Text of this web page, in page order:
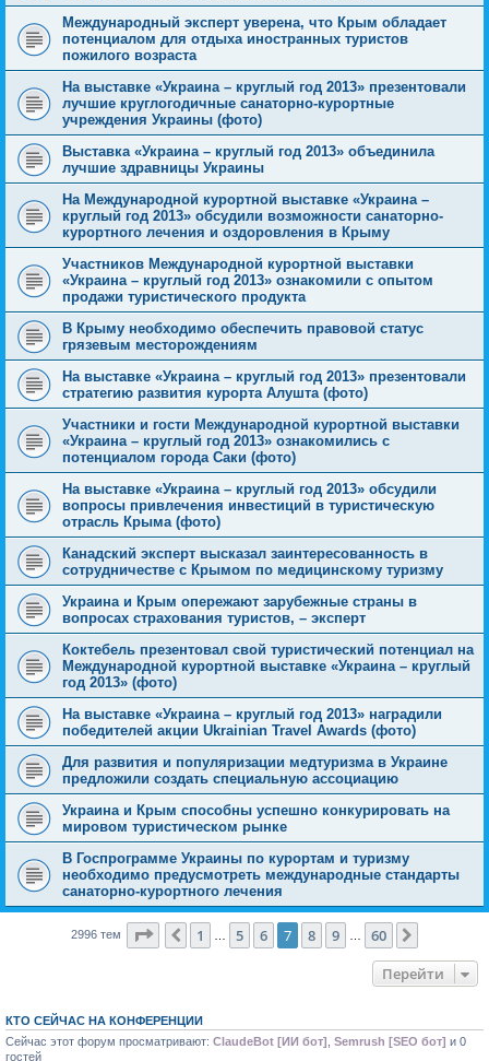
Международный эксперт уверена, что Крым обладает
потенциалом для отдыха иностранных туристов
пожилого возраста
На выставке «Украина – круглый год 2013» презентовали
лучшие круглогодичные санаторно-курортные
учреждения Украины (фото)
Выставка «Украина – круглый год 2013» объединила
лучшие здравницы Украины
На Международной курортной выставке «Украина –
круглый год 2013» обсудили возможности санаторно-
курортного лечения и оздоровления в Крыму
Участников Международной курортной выставки
«Украина – круглый год 2013» ознакомили с опытом
продажи туристического продукта
В Крыму необходимо обеспечить правовой статус
грязевым месторождениям
На выставке «Украина – круглый год 2013» презентовали
стратегию развития курорта Алушта (фото)
Участники и гости Международной курортной выставки
«Украина – круглый год 2013» ознакомились с
потенциалом города Саки (фото)
На выставке «Украина – круглый год 2013» обсудили
вопросы привлечения инвестиций в туристическую
отрасль Крыма (фото)
Канадский эксперт высказал заинтересованность в
сотрудничестве с Крымом по медицинскому туризму
Украина и Крым опережают зарубежные страны в
вопросах страхования туристов, – эксперт
Коктебель презентовал свой туристический потенциал на
Международной курортной выставке «Украина – круглый
год 2013» (фото)
На выставке «Украина – круглый год 2013» наградили
победителей акции Ukrainian Travel Awards (фото)
Для развития и популяризации медтуризма в Украине
предложили создать специальную ассоциацию
Украина и Крым способны успешно конкурировать на
мировом туристическом рынке
В Госпрограмме Украины по курортам и туризму
необходимо предусмотреть международные стандарты
санаторно-курортного лечения
2996 тем Страница из 60
Пред.
1 5 6 7 8 9 60
Перейти
КТО СЕЙЧАС НА КОНФЕРЕНЦИИ
Сейчас этот форум просматривают: ClaudeBot [ИИ бот] Semrush [SEO бот] и 0
гостей